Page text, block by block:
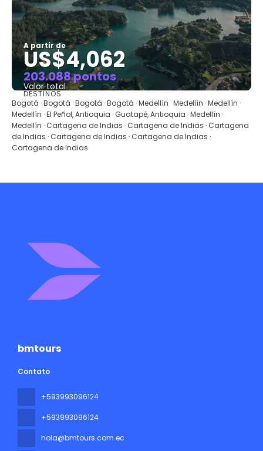
A partir de
US$4,062
203.088 pontos
Valor total
Saiba mais
DESTINOS
Bogotá · Bogotá · Bogotá · Bogotá · Medellín · Medellín · Medellín ·
Medellín · El Peñol, Antioquia · Guatapé, Antioquia · Medellín ·
Medellín · Cartagena de Indias · Cartagena de Indias · Cartagena
de Indias · Cartagena de Indias · Cartagena de Indias ·
Cartagena de Indias
bmtours
Contato
+593993096124
+593993096124
hola@bmtours.com.ec